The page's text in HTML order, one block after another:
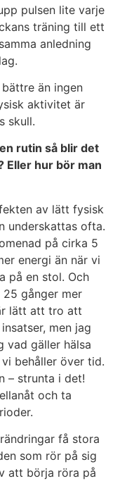
pulsen lite varje
träning till ett
anledning
än ingen
aktivitet är
skull.
rutin så blir det
Eller hur bör man
av lätt fysisk
underskattas ofta.
på cirka 5
energi än när vi
på en stol. Och
gånger mer
lätt att tro att
men jag
vad gäller hälsa
behåller över tid.
– strunta i det!
och ta
få stora
som rör på sig
att börja röra på